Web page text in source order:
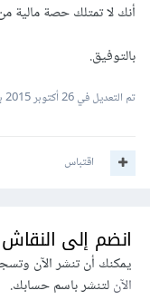
أنك لا تمتلك حصة
بالتوفيق.
تم التعديل في26 أكتوبر 2015
اقتباس
انضم إلى النقاش
يمكنك أن تنشر الآن
الآنلتنشر باسم حسابك.